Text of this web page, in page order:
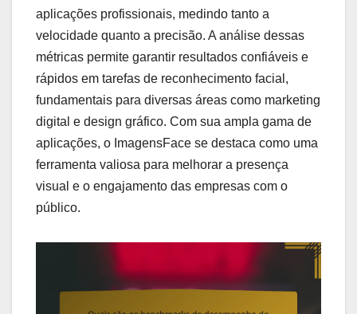
aplicações profissionais, medindo tanto a
velocidade quanto a precisão. A análise dessas
métricas permite garantir resultados confiáveis e
rápidos em tarefas de reconhecimento facial,
fundamentais para diversas áreas como marketing
digital e design gráfico. Com sua ampla gama de
aplicações, o ImagensFace se destaca como uma
ferramenta valiosa para melhorar a presença
visual e o engajamento das empresas com o
público.